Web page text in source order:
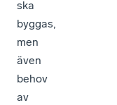
ska
byggas,
men
även
behov
av